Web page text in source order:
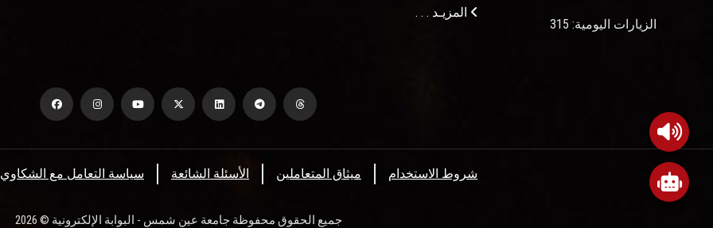
الزيارات اليومية: 315
المزيـد . . .
سياسة التعامل مع الشكاوي الأسئلة الشائعة ميثاق المتعاملين شروط الاستخدام
جميع الحقوق محفوظة جامعة عين شمس - البوابة الإلكترونية © 2026